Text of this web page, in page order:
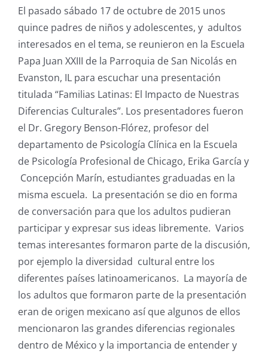
El pasado sábado 17 de octubre de 2015 unos
quince padres de niños y adolescentes, y adultos
interesados en el tema, se reunieron en la Escuela
Papa Juan XXIII de la Parroquia de San Nicolás en
Evanston, IL para escuchar una presentación
titulada “Familias Latinas: El Impacto de Nuestras
Diferencias Culturales”. Los presentadores fueron
el Dr. Gregory Benson-Flórez, profesor del
departamento de Psicología Clínica en la Escuela
de Psicología Profesional de Chicago, Erika García y
Concepción Marín, estudiantes graduadas en la
misma escuela. La presentación se dio en forma
de conversación para que los adultos pudieran
participar y expresar sus ideas libremente. Varios
temas interesantes formaron parte de la discusión,
por ejemplo la diversidad cultural entre los
diferentes países latinoamericanos. La mayoría de
los adultos que formaron parte de la presentación
eran de origen mexicano así que algunos de ellos
mencionaron las grandes diferencias regionales
dentro de México y la importancia de entender y